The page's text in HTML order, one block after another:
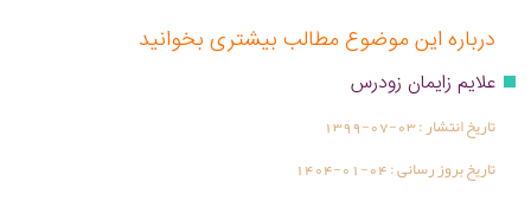
درباره این موضوع مطالب بیشتری بخوانید
علایم زایمان زودرس
تاریخ انتشار :1399-07-03
تاریخ بروز رسانی :1404-01-04